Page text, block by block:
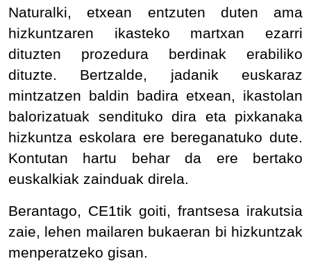
Naturalki, etxean entzuten duten ama
hizkuntzaren ikasteko martxan ezarri
dituzten prozedura berdinak erabiliko
dituzte. Bertzalde, jadanik euskaraz
mintzatzen baldin badira etxean, ikastolan
balorizatuak sendituko dira eta pixkanaka
hizkuntza eskolara ere bereganatuko dute.
Kontutan hartu behar da ere bertako
euskalkiak zainduak direla.
Berantago, CE1tik goiti, frantsesa irakutsia
zaie, lehen mailaren bukaeran bi hizkuntzak
menperatzeko gisan.